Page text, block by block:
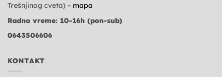
Trešnjinog cveta) – mapa
Radno vreme: 10-16h (pon-sub)
0643506606
KONTAKT